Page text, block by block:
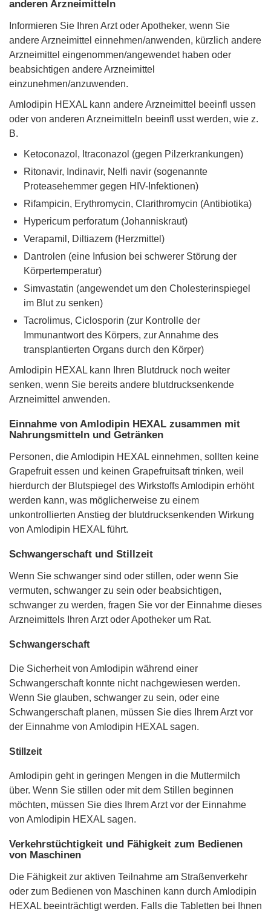
anderen Arzneimitteln
Informieren Sie Ihren Arzt oder Apotheker, wenn Sie
andere Arzneimittel einnehmen/anwenden, kürzlich andere
Arzneimittel eingenommen/angewendet haben oder
beabsichtigen andere Arzneimittel
einzunehmen/anzuwenden.
Amlodipin HEXAL kann andere Arzneimittel beeinfl ussen
oder von anderen Arzneimitteln beeinfl usst werden, wie z.
B.
Ketoconazol, Itraconazol (gegen Pilzerkrankungen)
Ritonavir, Indinavir, Nelfi navir (sogenannte
Proteasehemmer gegen HIV-Infektionen)
Rifampicin, Erythromycin, Clarithromycin (Antibiotika)
Hypericum perforatum (Johanniskraut)
Verapamil, Diltiazem (Herzmittel)
Dantrolen (eine Infusion bei schwerer Störung der
Körpertemperatur)
Simvastatin (angewendet um den Cholesterinspiegel
im Blut zu senken)
Tacrolimus, Ciclosporin (zur Kontrolle der
Immunantwort des Körpers, zur Annahme des
transplantierten Organs durch den Körper)
Amlodipin HEXAL kann Ihren Blutdruck noch weiter
senken, wenn Sie bereits andere blutdrucksenkende
Arzneimittel anwenden.
Einnahme von Amlodipin HEXAL zusammen mit
Nahrungsmitteln und Getränken
Personen, die Amlodipin HEXAL einnehmen, sollten keine
Grapefruit essen und keinen Grapefruitsaft trinken, weil
hierdurch der Blutspiegel des Wirkstoffs Amlodipin erhöht
werden kann, was möglicherweise zu einem
unkontrollierten Anstieg der blutdrucksenkenden Wirkung
von Amlodipin HEXAL führt.
Schwangerschaft und Stillzeit
Wenn Sie schwanger sind oder stillen, oder wenn Sie
vermuten, schwanger zu sein oder beabsichtigen,
schwanger zu werden, fragen Sie vor der Einnahme dieses
Arzneimittels Ihren Arzt oder Apotheker um Rat.
Schwangerschaft
Die Sicherheit von Amlodipin während einer
Schwangerschaft konnte nicht nachgewiesen werden.
Wenn Sie glauben, schwanger zu sein, oder eine
Schwangerschaft planen, müssen Sie dies Ihrem Arzt vor
der Einnahme von Amlodipin HEXAL sagen.
Stillzeit
Amlodipin geht in geringen Mengen in die Muttermilch
über. Wenn Sie stillen oder mit dem Stillen beginnen
möchten, müssen Sie dies Ihrem Arzt vor der Einnahme
von Amlodipin HEXAL sagen.
Verkehrstüchtigkeit und Fähigkeit zum Bedienen
von Maschinen
Die Fähigkeit zur aktiven Teilnahme am Straßenverkehr
oder zum Bedienen von Maschinen kann durch Amlodipin
HEXAL beeinträchtigt werden. Falls die Tabletten bei Ihnen